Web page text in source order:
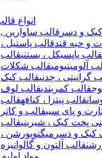
انواع
و دسر قالب ساوارین ,
و حبه قندقالب پاستیل ،
قالب پاپسیکل ، بستنیقالب
آلومینیومیقالب شکلات
گرانیتی ، چدنیقالب کیک
قالب کمربندیقالب لوف
قالب پیتزا ، کنافهقالب
و پای سیبقالب و کاتر
پخت کیک ، شیرینیقالب
کیک و دسر میگنوپورشن ،
قالب آلتون و گالوانیزه
مواد